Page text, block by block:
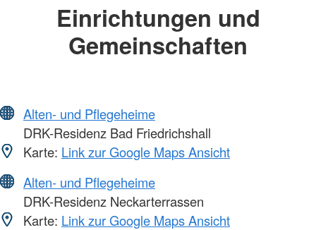
Einrichtungen und
Gemeinschaften
Alten- und Pflegeheime
DRK-Residenz Bad Friedrichshall
Karte: Link zur Google Maps Ansicht
Alten- und Pflegeheime
DRK-Residenz Neckarterrassen
Karte: Link zur Google Maps Ansicht